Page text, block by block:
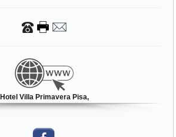
Hotel Villa Primavera Pisa,